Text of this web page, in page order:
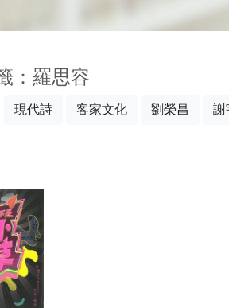
：羅思容
現代詩 客家文化 劉榮昌 謝